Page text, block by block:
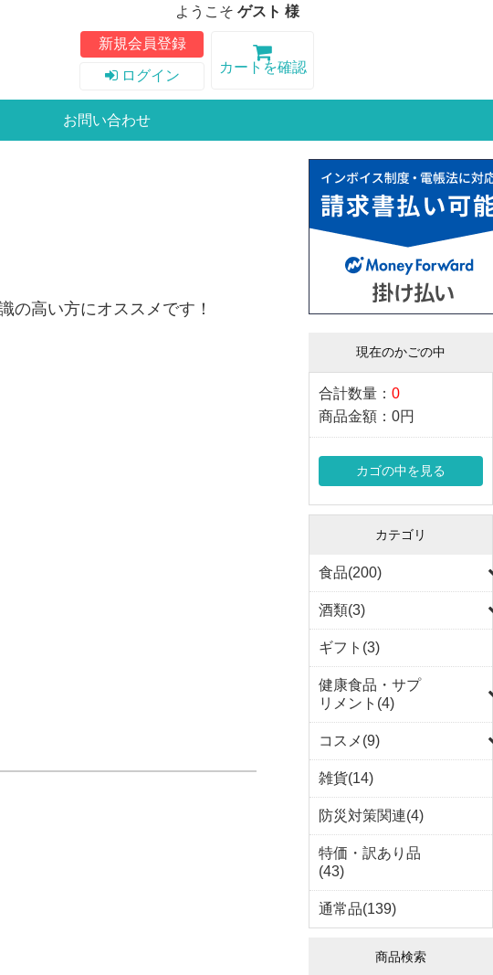
ようこそ ゲスト 様
新規会員登録
ログイン
カートを確認
お問い合わせ
の高い方にオススメです！
現在のかごの中
合計数量：0
商品金額：0円
カゴの中を見る
カテゴリ
食品(200)
酒類(3)
ギフト(3)
健康食品・サプ
リメント(4)
コスメ(9)
雑貨(14)
防災対策関連(4)
特価・訳あり品
(43)
通常品(139)
商品検索